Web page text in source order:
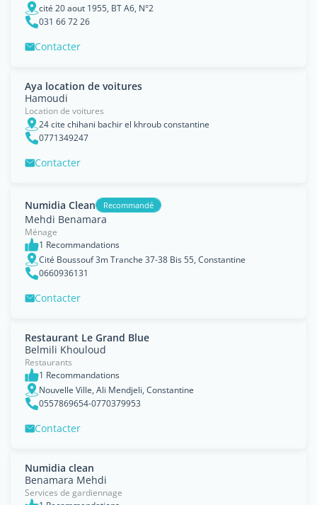
cité 20 aout 1955, BT A6, N°2
031 66 72 26
Contacter
Aya location de voitures
Hamoudi
Location de voitures
24 cite chihani bachir el khroub constantine
0771349247
Contacter
Numidia Clean Recommandé
Mehdi Benamara
Ménage
1 Recommandations
Cité Boussouf 3m Tranche 37-38 Bis 55, Constantine
0660936131
Contacter
Restaurant Le Grand Blue
Belmili Khouloud
Restaurants
1 Recommandations
Nouvelle Ville, Ali Mendjeli, Constantine
0557869654-0770379953
Contacter
Numidia clean
Benamara Mehdi
Services de gardiennage